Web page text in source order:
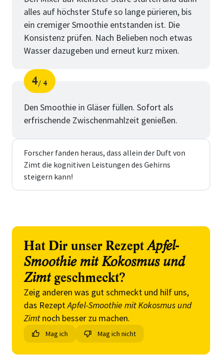
alles auf höchster Stufe so lange pürieren, bis
ein cremiger Smoothie entstanden ist. Die
Konsistenz prüfen. Nach Belieben noch etwas
Wasser dazugeben und erneut kurz mixen.
Schritt
4
von
4
Den Smoothie in Gläser füllen. Sofort als
erfrischende Zwischenmahlzeit genießen.
Forscher fanden heraus, dass allein der Duft von
Zimt die kognitiven Leistungen des Gehirns
steigern kann!
Hat Dir unser RezeptApfel-
Smoothie mit Kokosmus und
Zimtgeschmeckt?
Zeig anderen was gut schmeckt und hilf uns,
das RezeptApfel-Smoothie mit Kokosmus und
Zimt noch besser zu machen.
Mag ich Mag ich nicht